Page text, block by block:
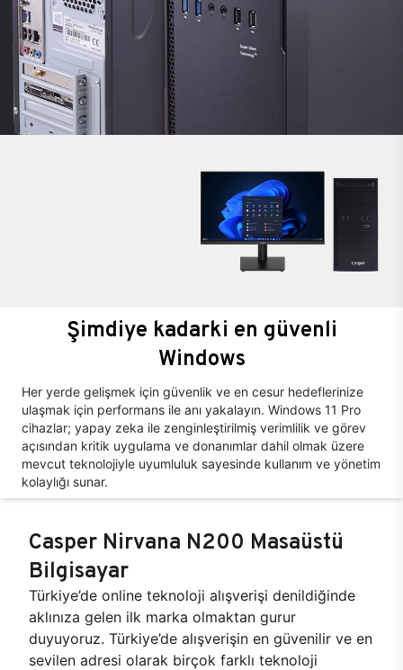
Şimdiye kadarki en güvenli
Windows
Her yerde gelişmek için güvenlik ve en cesur hedeflerinize
ulaşmak için performans ile anı yakalayın. Windows 11 Pro
cihazlar; yapay zeka ile zenginleştirilmiş verimlilik ve görev
açısından kritik uygulama ve donanımlar dahil olmak üzere
mevcut teknolojiyle uyumluluk sayesinde kullanım ve yönetim
kolaylığı sunar.
Casper Nirvana N200 Masaüstü
Bilgisayar
Türkiye’de online teknoloji alışverişi denildiğinde
aklınıza gelen ilk marka olmaktan gurur
duyuyoruz. Türkiye’de alışverişin en güvenilir ve en
sevilen adresi olarak birçok farklı teknoloji